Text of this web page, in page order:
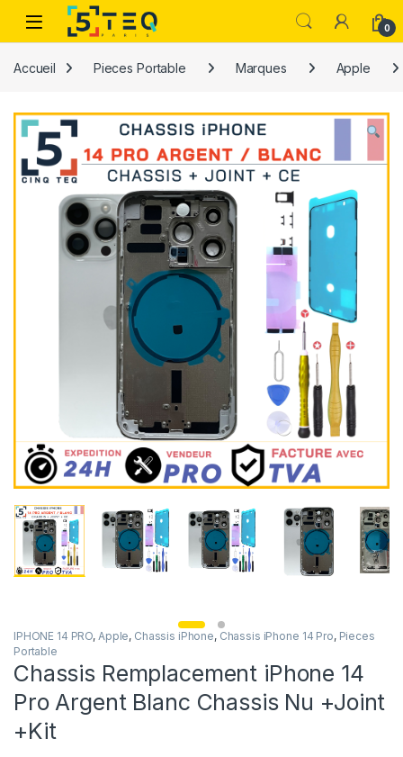
Passer à la navigation
Aller au contenu
0
Accueil Pieces Portable Marques Apple
IPHONE 14 PRO, Apple, Chassis iPhone, Chassis iPhone 14 Pro, Pieces
Portable
Chassis Remplacement iPhone 14
Pro Argent Blanc Chassis Nu +Joint
+Kit